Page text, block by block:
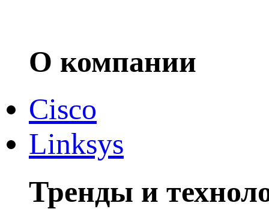
О компании
Cisco
Linksys
Тренды и